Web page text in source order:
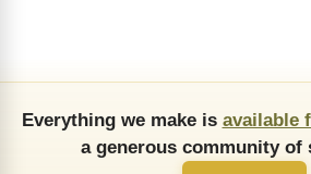
Everything we make is available
a generous community of